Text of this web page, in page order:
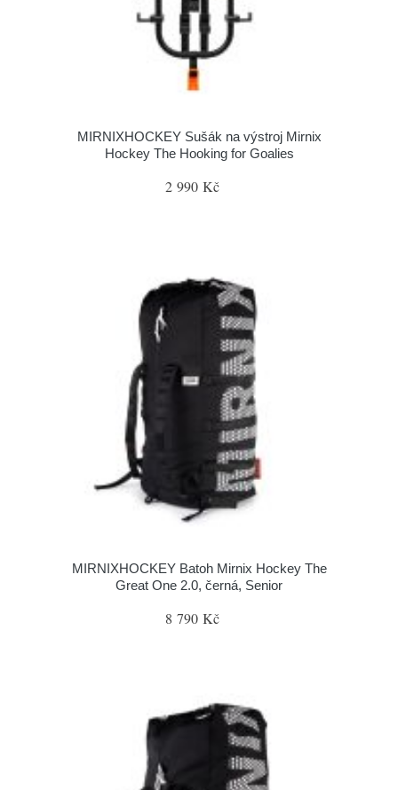
MIRNIXHOCKEY Sušák na výstroj Mirnix
Hockey The Hooking for Goalies
2 990 Kč
MIRNIXHOCKEY Batoh Mirnix Hockey The
Great One 2.0, černá, Senior
8 790 Kč